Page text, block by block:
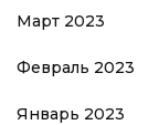
Март 2023
Февраль 2023
Январь 2023